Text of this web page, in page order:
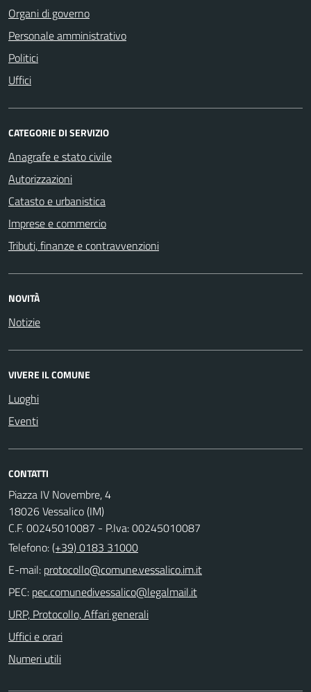
Organi di governo
Personale amministrativo
Politici
Uffici
CATEGORIE DI SERVIZIO
Anagrafe e stato civile
Autorizzazioni
Catasto e urbanistica
Imprese e commercio
Tributi, finanze e contravvenzioni
NOVITÀ
Notizie
VIVERE IL COMUNE
Luoghi
Eventi
CONTATTI
Piazza IV Novembre, 4
18026 Vessalico (IM)
C.F. 00245010087 - P.Iva: 00245010087
Telefono:(+39) 0183 31000
E-mail:
PEC:
URP, Protocollo, Affari generali
Uffici e orari
Numeri utili